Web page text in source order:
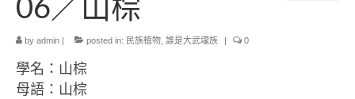
祭儀信仰
工藝服飾
民族植物
by admin posted in: 民族植物, 誰是大武壠族 0
學名：山棕
母語：山棕